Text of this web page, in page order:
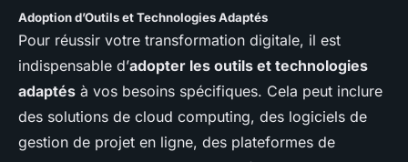
Adoption d’Outils et Technologies Adaptés
Pour réussir votre transformation digitale, il est
indispensable d’adopter les outils et technologies
adaptés à vos besoins spécifiques. Cela peut inclure
des solutions de cloud computing, des logiciels de
gestion de projet en ligne, des plateformes de